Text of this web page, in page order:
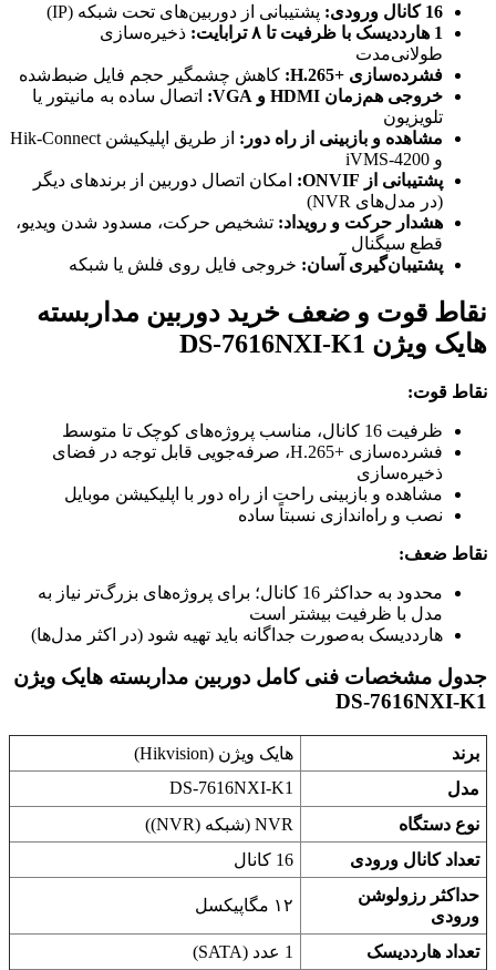
16 کانال ورودی:
پشتیبانی از دوربین‌های تحت شبکه (IP)
1 هارددیسک با ظرفیت تا ۸ ترابایت:
ذخیره‌سازی
طولانی‌مدت
فشرده‌سازی H.265+‎:
کاهش چشمگیر حجم فایل ضبط‌شده
خروجی هم‌زمان HDMI و VGA:
اتصال ساده به مانیتور یا
تلویزیون
مشاهده و بازبینی از راه دور:
از طریق اپلیکیشن Hik-Connect
و iVMS-4200
پشتیبانی از ONVIF:
امکان اتصال دوربین از برندهای دیگر
(در مدل‌های NVR)
هشدار حرکت و رویداد: تشخیص حرکت، مسدود شدن ویدیو،
قطع سیگنال
پشتیبان‌گیری آسان: خروجی فایل روی فلش یا شبکه
نقاط قوت و ضعف خرید دوربین مداربسته
هایک ویژن DS-7616NXI-K1
نقاط قوت:
ظرفیت 16 کانال، مناسب پروژه‌های کوچک تا متوسط
فشرده‌سازی H.265+‎، صرفه‌جویی قابل توجه در فضای
ذخیره‌سازی
مشاهده و بازبینی راحت از راه دور با اپلیکیشن موبایل
نصب و راه‌اندازی نسبتاً ساده
نقاط ضعف:
محدود به حداکثر 16 کانال؛ برای پروژه‌های بزرگ‌تر نیاز به
مدل با ظرفیت بیشتر است
هارددیسک به‌صورت جداگانه باید تهیه شود (در اکثر مدل‌ها)
جدول مشخصات فنی کامل دوربین مداربسته هایک ویژن
DS-7616NXI-K1
برند
هایک ویژن (Hikvision)
مدل
DS-7616NXI-K1
نوع دستگاه
NVR (شبکه (NVR))
تعداد کانال ورودی
16 کانال
حداکثر رزولوشن
ورودی
۱۲ مگاپیکسل
تعداد هارددیسک
1 عدد (SATA)